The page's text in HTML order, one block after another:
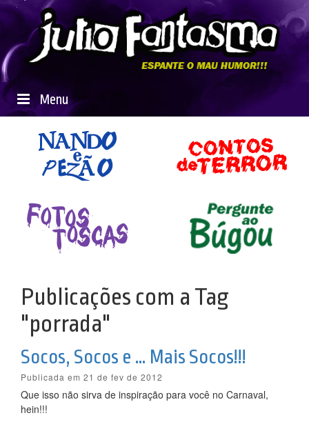
Menu
Publicações com a Tag
"porrada"
Socos, Socos e … Mais Socos!!!
Publicada em 21 de fev de 2012
Que isso não sirva de inspiração para você no Carnaval,
hein!!!